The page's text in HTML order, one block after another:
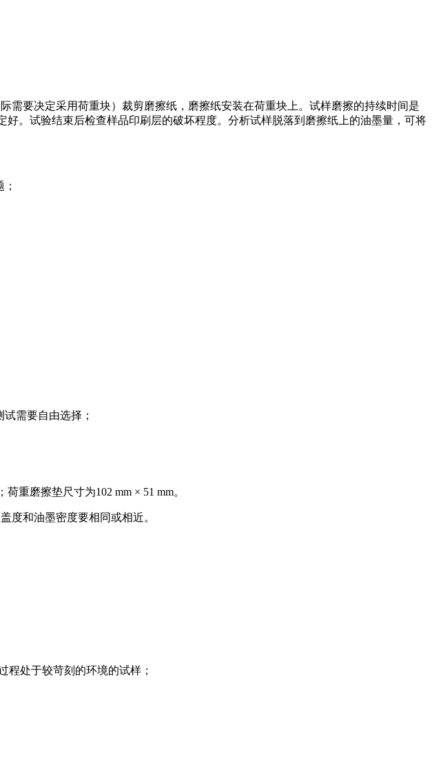
需要决定采用荷重块）裁剪磨擦纸，磨擦纸安装在荷重块上。试样磨擦的持续时间是
。试验结束后检查样品印刷层的破坏程度。分析试样脱落到磨擦纸上的油墨量，可将
需要自由选择；
重磨擦垫尺寸为102 mm × 51 mm。
度和油墨密度要相同或相近。
程处于较苛刻的环境的试样；